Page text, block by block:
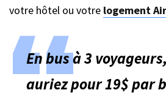
votre hôtel ou votre logement
En bus à 3
auriez pour 19$ par